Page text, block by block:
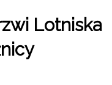
Lotniska